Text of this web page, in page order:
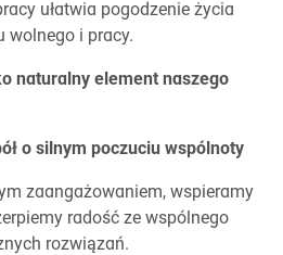
ułatwia pogodzenie życia
wolnego i pracy.
naturalny element naszego
o silnym poczuciu wspólnoty
zaangażowaniem, wspieramy
radość ze wspólnego
rozwiązań.